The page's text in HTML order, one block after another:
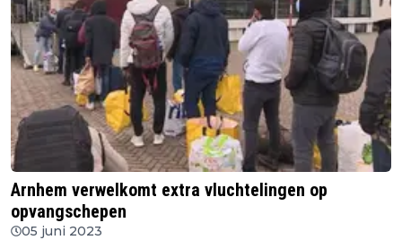
Arnhem verwelkomt extra vluchtelingen op
opvangschepen
05 juni 2023